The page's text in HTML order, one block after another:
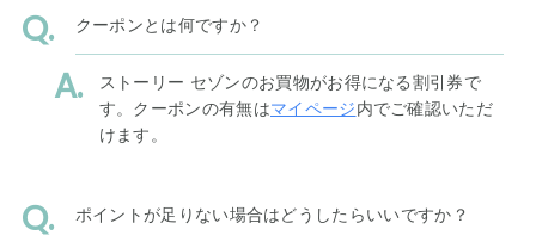
クーポンとは何ですか？
ストーリー セゾンのお買物がお得になる割引券で
す。クーポンの有無はマイページ内でご確認いただ
けます。
ポイントが足りない場合はどうしたらいいですか？